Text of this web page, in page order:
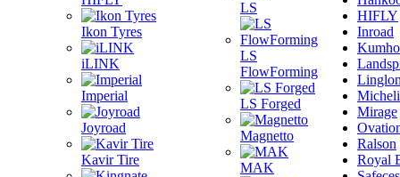
Ikon Tyres
iLINK
Imperial
Joyroad
Kavir Tire
LS
LS
FlowForming
LS Forged
Magnetto
MAK
HIFLY
Inroad
Kumho
Mirage
Ralson
Royal